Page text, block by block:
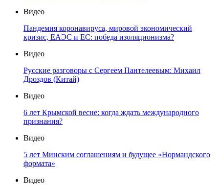
Видео
Пандемия коронавируса, мировой экономический
кризис, ЕАЭС и ЕС: победа изоляционизма?
Видео
Русские разговоры с Сергеем Пантелеевым: Михаил
Дроздов (Китай)
Видео
6 лет Крымской весне: когда ждать международного
признания?
Видео
5 лет Минским соглашениям и будущее «Нормандского
формата»
Видео